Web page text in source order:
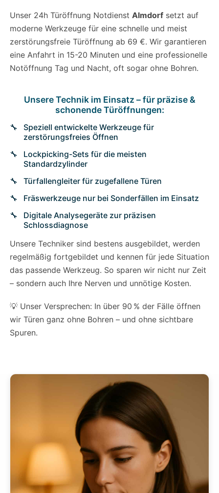
Unser 24h Türöffnung Notdienst Almdorf setzt auf
moderne Werkzeuge für eine schnelle und meist
zerstörungsfreie Türöffnung ab 69 €. Wir garantieren
eine Anfahrt in 15-20 Minuten und eine professionelle
Notöffnung Tag und Nacht, oft sogar ohne Bohren.
Unsere Technik im Einsatz – für präzise &
schonende Türöffnungen:
Speziell entwickelte Werkzeuge für
zerstörungsfreies Öffnen
Lockpicking-Sets für die meisten
Standardzylinder
Türfallengleiter für zugefallene Türen
Fräswerkzeuge nur bei Sonderfällen im Einsatz
Digitale Analysegeräte zur präzisen
Schlossdiagnose
Unsere Techniker sind bestens ausgebildet, werden
regelmäßig fortgebildet und kennen für jede Situation
das passende Werkzeug. So sparen wir nicht nur Zeit
– sondern auch Ihre Nerven und unnötige Kosten.
💡 Unser Versprechen: In über 90 % der Fälle öffnen
wir Türen ganz ohne Bohren – und ohne sichtbare
Spuren.